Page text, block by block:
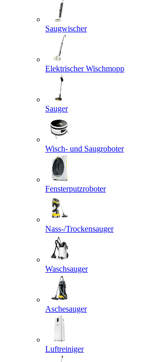
Saugwischer
Elektrischer Wischmopp
Sauger
Wisch- und Saugroboter
Fensterputzroboter
Nass-/Trockensauger
Waschsauger
Aschesauger
Luftreiniger